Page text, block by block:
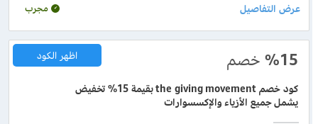
مجرب
%15 خصم
كود خصم the giving movement بقيمة 15% تخفيض
يشمل جميع الأزياء والإكسسوارات
اظهر الكود